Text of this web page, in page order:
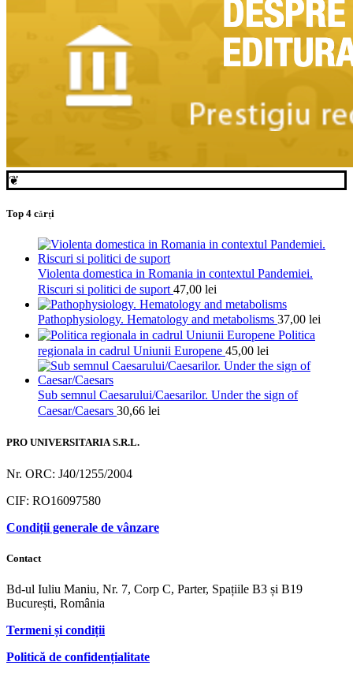
❦
Top 4 cărți
Violenta domestica in Romania in contextul Pandemiei.
Riscuri si politici de suport 47,00 lei
Pathophysiology. Hematology and metabolisms 37,00 lei
Politica
regionala in cadrul Uniunii Europene 45,00 lei
Sub semnul Caesarului/Caesarilor. Under the sign of
Caesar/Caesars 30,66 lei
PRO UNIVERSITARIA S.R.L.
Nr. ORC: J40/1255/2004
CIF: RO16097580
Condiții generale de vânzare
Contact
Bd-ul Iuliu Maniu, Nr. 7, Corp C, Parter, Spațiile B3 și B19
București, România
Termeni și condiții
Politică de confidențialitate